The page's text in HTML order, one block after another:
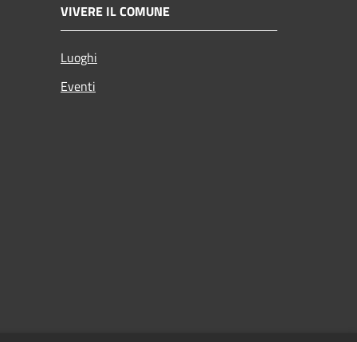
VIVERE IL COMUNE
Luoghi
Eventi